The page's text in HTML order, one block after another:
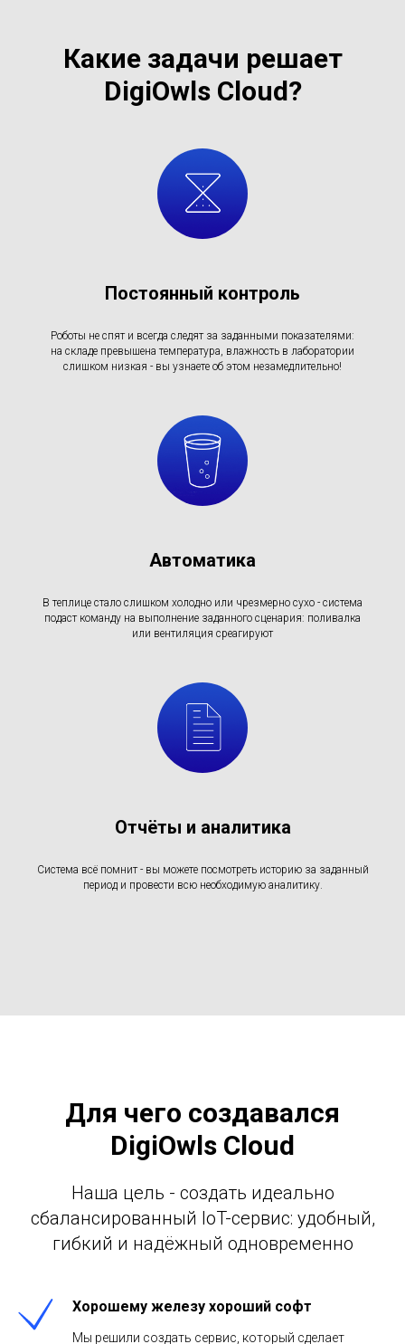
Какие задачи решает
DigiOwls Cloud?
Постоянный контроль
Роботы не спят и всегда следят за заданными показателями:
на складе превышена температура, влажность в лаборатории
слишком низкая - вы узнаете об этом незамедлительно!
Автоматика
В теплице стало слишком холодно или чрезмерно сухо - система
подаст команду на выполнение заданного сценария: поливалка
или вентиляция среагируют
Отчёты и аналитика
Система всё помнит - вы можете посмотреть историю за заданный
период и провести всю необходимую аналитику.
Для чего создавался
DigiOwls Cloud
Наша цель - создать идеально
сбалансированный IoT-сервис: удобный,
гибкий и надёжный одновременно
Хорошему железу хороший софт
Мы решили создать сервис, который сделает